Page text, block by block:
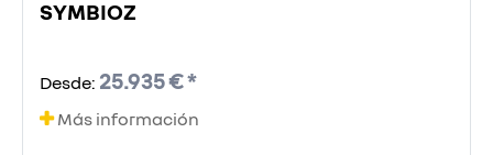
SYMBIOZ
Desde: 25.935 € *
Más información